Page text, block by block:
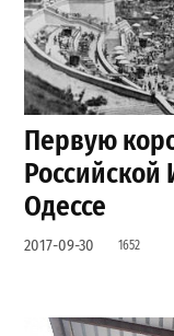
Первую
Одессе
2017-09-30 1652